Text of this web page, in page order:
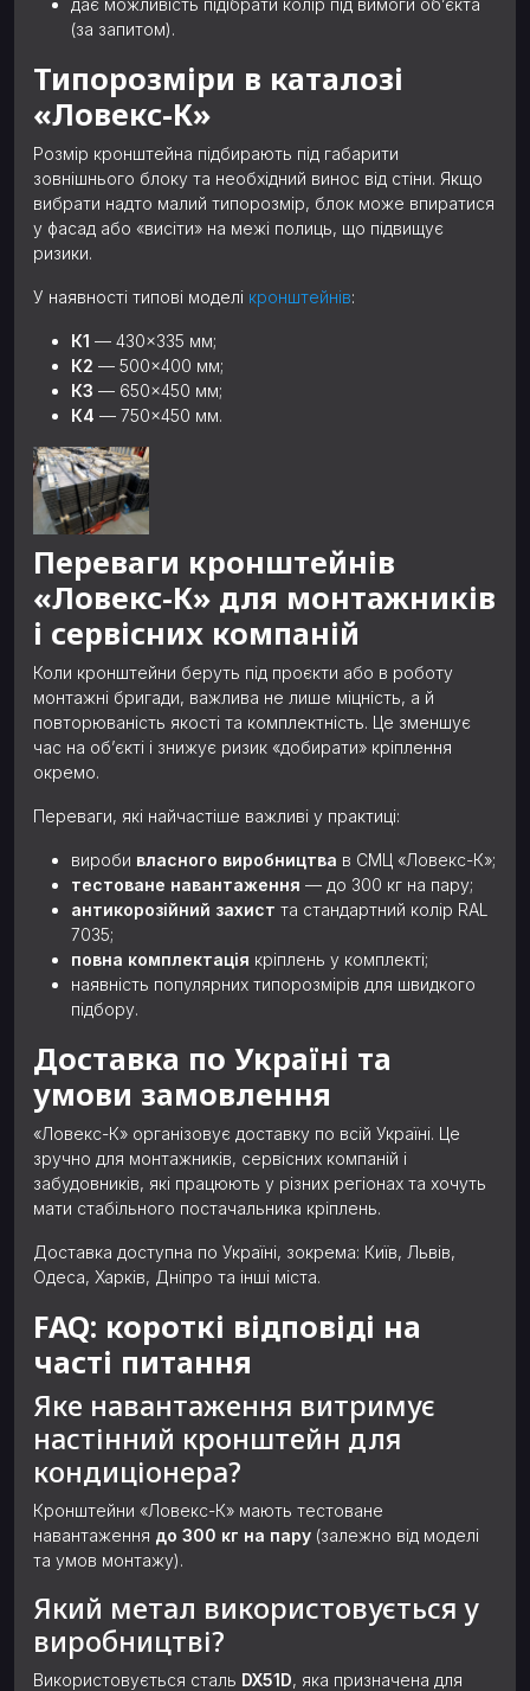
(за запитом).
Типорозміри в каталозі
«Ловекс-К»
Розмір кронштейна підбирають під габарити
зовнішнього блоку та необхідний винос від стіни. Якщо
вибрати надто малий типорозмір, блок може впиратися
у фасад або «висіти» на межі полиць, що підвищує
ризики.
У наявності типові моделі кронштейнів:
К1 — 430×335 мм;
К2 — 500×400 мм;
К3 — 650×450 мм;
К4 — 750×450 мм.
Переваги кронштейнів
«Ловекс-К» для монтажників
і сервісних компаній
Коли кронштейни беруть під проєкти або в роботу
монтажні бригади, важлива не лише міцність, а й
повторюваність якості та комплектність. Це зменшує
час на об’єкті і знижує ризик «добирати» кріплення
окремо.
Переваги, які найчастіше важливі у практиці:
вироби власного виробництва в СМЦ «Ловекс-К»;
тестоване навантаження — до 300 кг на пару;
антикорозійний захист та стандартний колір RAL
7035;
повна комплектація кріплень у комплекті;
наявність популярних типорозмірів для швидкого
підбору.
Доставка по Україні та
умови замовлення
«Ловекс-К» організовує доставку по всій Україні. Це
зручно для монтажників, сервісних компаній і
забудовників, які працюють у різних регіонах та хочуть
мати стабільного постачальника кріплень.
Доставка доступна по Україні, зокрема: Київ, Львів,
Одеса, Харків, Дніпро та інші міста.
FAQ: короткі відповіді на
часті питання
Яке навантаження витримує
настінний кронштейн для
кондиціонера?
Кронштейни «Ловекс-К» мають тестоване
навантаження до 300 кг на пару (залежно від моделі
та умов монтажу).
Який метал використовується у
виробництві?
Використовується сталь DX51D, яка призначена для